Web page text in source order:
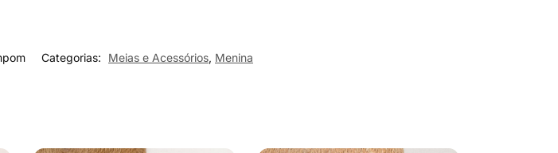
Categorias: Meias e Acessórios, Menina